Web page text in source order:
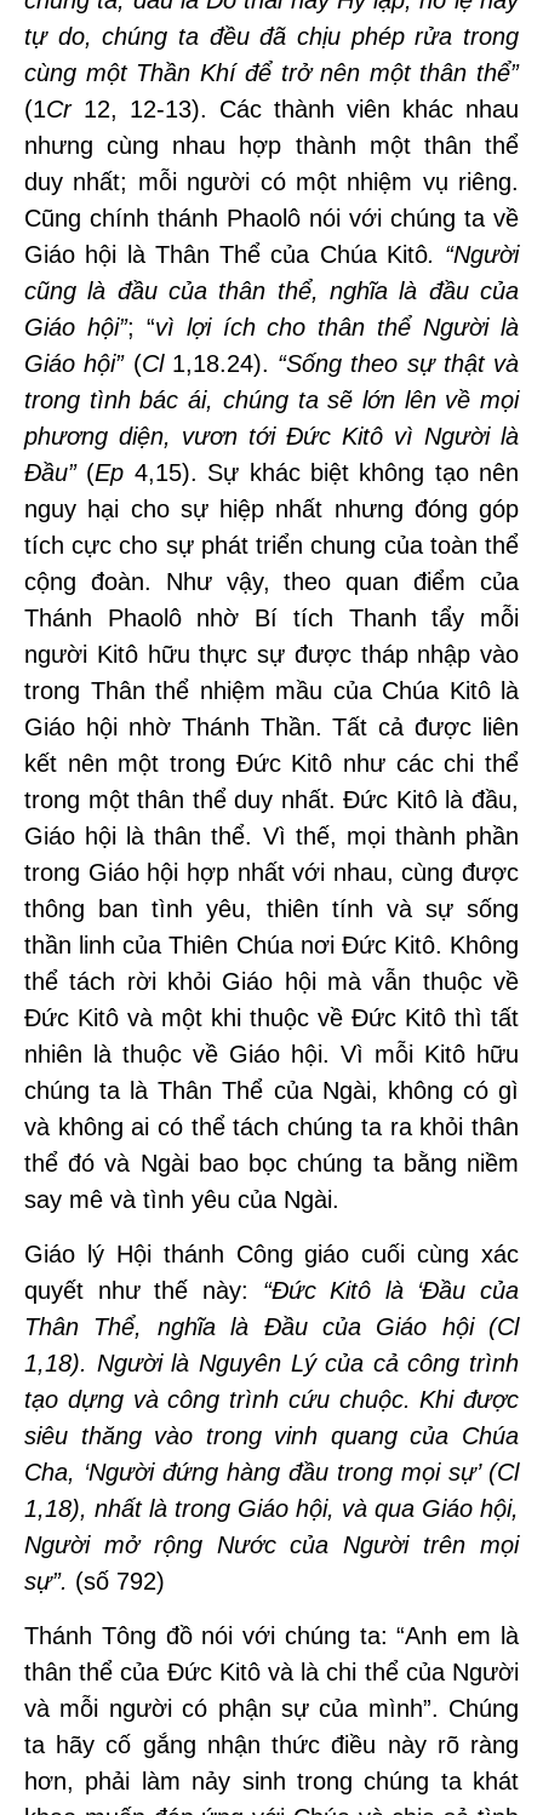
tự do, chúng ta đều đã chịu phép rửa trong
cùng một Thần Khí để trở nên một thân thể”
(1Cr12, 12-13). Các thành viên khác nhau
nhưng cùng nhau hợp thành một thân thể
duy nhất; mỗi người có một nhiệm vụ riêng.
Cũng chính thánh Phaolô nói với chúng ta về
Giáo hội là Thân Thể của Chúa Kitô. “Người
cũng là đầu của thân thể, nghĩa là đầu của
Giáo hội”; “vì lợi ích cho thân thể Người là
Giáo hội”(Cl1,18.24). “Sống theo sự thật và
trong tình bác ái, chúng ta sẽ lớn lên về mọi
phương diện, vươn tới Đức Kitô vì Người là
Đầu”(Ep 4,15). Sự khác biệt không tạo nên
nguy hại cho sự hiệp nhất nhưng đóng góp
tích cực cho sự phát triển chung của toàn thể
cộng đoàn. Như vậy, theo quan điểm của
Thánh Phaolô nhờ Bí tích Thanh tẩy mỗi
người Kitô hữu thực sự được tháp nhập vào
trong Thân thể nhiệm mầu của Chúa Kitô là
Giáo hội nhờ Thánh Thần. Tất cả được liên
kết nên một trong Đức Kitô như các chi thể
trong một thân thể duy nhất. Đức Kitô là đầu,
Giáo hội là thân thể. Vì thế, mọi thành phần
trong Giáo hội hợp nhất với nhau, cùng được
thông ban tình yêu, thiên tính và sự sống
thần linh của Thiên Chúa nơi Đức Kitô. Không
thể tách rời khỏi Giáo hội mà vẫn thuộc về
Đức Kitô và một khi thuộc về Đức Kitô thì tất
nhiên là thuộc về Giáo hội. Vì mỗi Kitô hữu
chúng ta là Thân Thể của Ngài, không có gì
và không ai có thể tách chúng ta ra khỏi thân
thể đó và Ngài bao bọc chúng ta bằng niềm
say mê và tình yêu của Ngài.
Giáo lý Hội thánh Công giáo cuối cùng xác
quyết như thế này: “Đức Kitô là ‘Đầu của
Thân Thể, nghĩa là Đầu của Giáo hội (Cl
1,18). Người là Nguyên Lý của cả công trình
tạo dựng và công trình cứu chuộc. Khi được
siêu thăng vào trong vinh quang của Chúa
Cha, ‘Người đứng hàng đầu trong mọi sự’ (Cl
1,18), nhất là trong Giáo hội, và qua Giáo hội,
Người mở rộng Nước của Người trên mọi
sự”. (số 792)
Thánh Tông đồ nói với chúng ta: “Anh em là
thân thể của Đức Kitô và là chi thể của Người
và mỗi người có phận sự của mình”. Chúng
ta hãy cố gắng nhận thức điều này rõ ràng
hơn, phải làm nảy sinh trong chúng ta khát